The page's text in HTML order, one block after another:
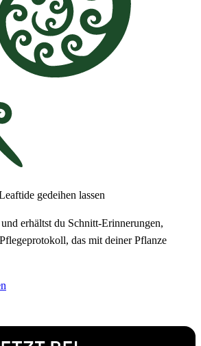
gedeihen lassen
erhältst du Schnitt-Erinnerungen,
das mit deiner Pflanze